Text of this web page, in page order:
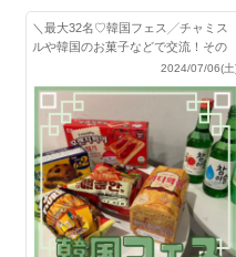
＼最大32名♡韓国フェス╱チャミス
ルや韓国のお菓子などで交流！その
2024/07/06(土